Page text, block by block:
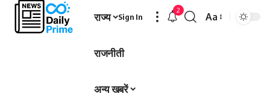
राज्य
राजनीती
अन्य खबरें
Sign In
2
Font
Aa